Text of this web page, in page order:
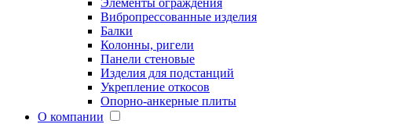
Вибропрессованные изделия
Балки
Колонны, ригели
Панели стеновые
Изделия для подстанций
Укрепление откосов
Опорно-анкерные плиты
О компании